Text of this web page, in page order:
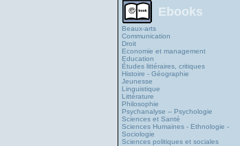
Ebooks
Beaux-arts
Communication
Droit
Economie et management
Education
Études littéraires, critiques
Histoire - Géographie
Jeunesse
Linguistique
Littérature
Philosophie
Psychanalyse – Psychologie
Sciences et Santé
Sciences Humaines - Ethnologie -
Sociologie
Sciences politiques et sociales